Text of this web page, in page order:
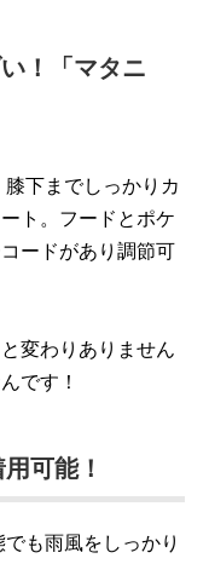
！「マタニ
下までしっかりカ
ト。フードとポケ
ードがあり調節可
変わりありません
です！
可能！
も雨風をしっかり